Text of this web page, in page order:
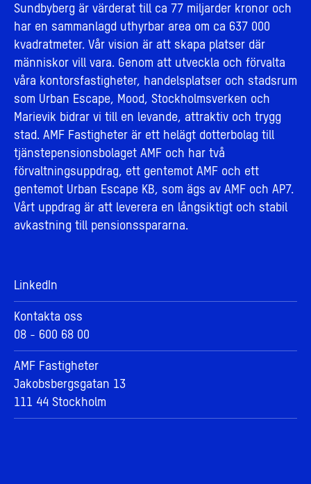
Sundbyberg är värderat till ca 77 miljarder kronor och
har en sammanlagd uthyrbar area om ca 637 000
kvadratmeter. Vår vision är att skapa platser där
människor vill vara. Genom att utveckla och förvalta
våra kontorsfastigheter, handelsplatser och stadsrum
som Urban Escape, Mood, Stockholmsverken och
Marievik bidrar vi till en levande, attraktiv och trygg
stad. AMF Fastigheter är ett helägt dotterbolag till
tjänstepensionsbolaget AMF och har två
förvaltningsuppdrag, ett gentemot AMF och ett
gentemot Urban Escape KB, som ägs av AMF och AP7.
Vårt uppdrag är att leverera en långsiktigt och stabil
avkastning till pensionsspararna.
LinkedIn
Kontakta oss
08 - 600 68 00
AMF Fastigheter
Jakobsbergsgatan 13
111 44 Stockholm